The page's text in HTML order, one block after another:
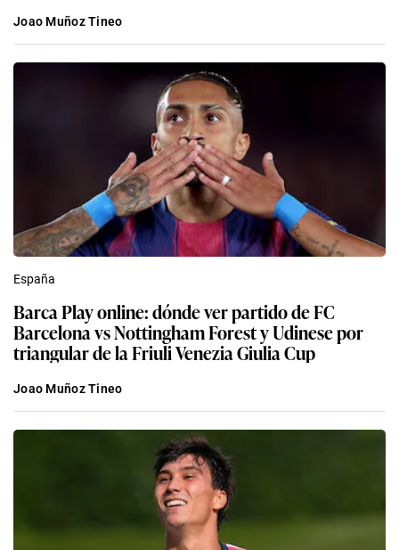
Joao Muñoz Tineo
España
Barca Play online: dónde ver partido de FC
Barcelona vs Nottingham Forest y Udinese por
triangular de la Friuli Venezia Giulia Cup
Joao Muñoz Tineo